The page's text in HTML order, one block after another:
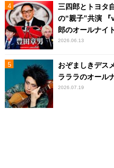
三四郎とトヨタ
の“親子”共演
郎のオールナイ
2026.06.13
おぞましきデス
ラララのオール
2026.07.19